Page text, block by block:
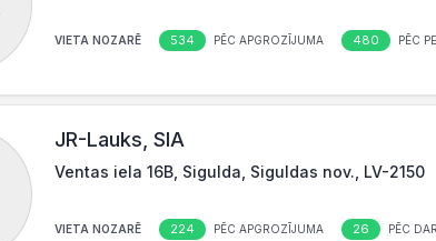
VIETA NOZARĒ 534 PĒC APGROZĪJUMA 480 PĒC
JR-Lauks, SIA
Ventas iela 16B, Sigulda, Siguldas nov., LV-2150
VIETA NOZARĒ 224 PĒC APGROZĪJUMA 26 PĒC